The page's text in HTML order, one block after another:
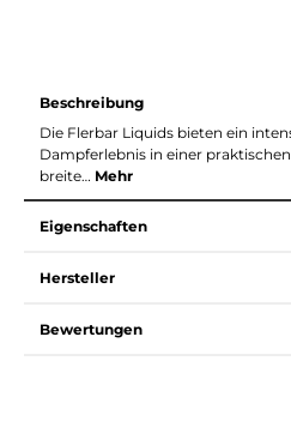
Beschreibung
Die Flerbar Liquids bieten ein
Dampferlebnis in einer
breite… Mehr
Eigenschaften
Hersteller
Bewertungen